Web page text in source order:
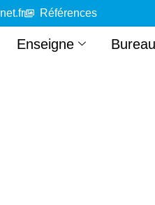
Références
Enseigne